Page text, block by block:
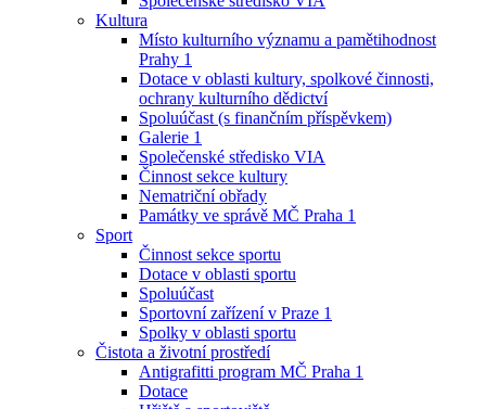
Kultura
Místo kulturního významu a pamětihodnost
Prahy 1
Dotace v oblasti kultury, spolkové činnosti,
ochrany kulturního dědictví
Spoluúčast (s finančním příspěvkem)
Galerie 1
Společenské středisko VIA
Činnost sekce kultury
Nematriční obřady
Památky ve správě MČ Praha 1
Sport
Činnost sekce sportu
Dotace v oblasti sportu
Spoluúčast
Sportovní zařízení v Praze 1
Spolky v oblasti sportu
Čistota a životní prostředí
Antigrafitti program MČ Praha 1
Dotace